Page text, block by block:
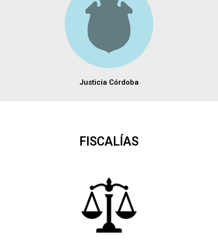
Justicia Córdoba
FISCALÍAS